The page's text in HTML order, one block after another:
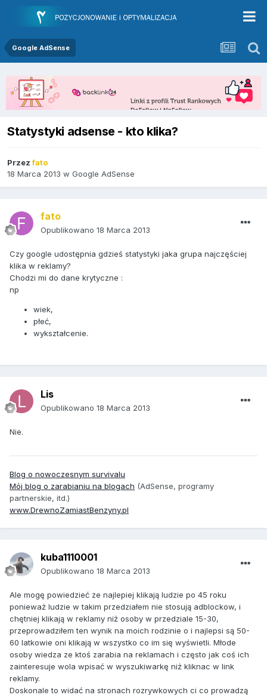
Google AdSense
Statystyki adsense - kto klika?
Przezfato
18 Marca 2013 w Google AdSense
fato
Opublikowano 18 Marca 2013
Czy google udostępnia gdzieś statystyki jaka grupa najczęściej
klika w reklamy?
Chodzi mi do dane krytyczne :
np
wiek,
płeć,
wykształcenie.
Lis
Opublikowano 18 Marca 2013
Nie.
Blog o nowoczesnym survivalu
Mój blog o zarabianiu na blogach (AdSense, programy
partnerskie, itd.)
www.DrewnoZamiastBenzyny.pl
kuba1110001
Opublikowano 18 Marca 2013
Ale mogę powiedzieć ze najlepiej klikają ludzie po 45 roku
ponieważ ludzie w takim przedziałem nie stosują adblockow, i
chętniej klikają w reklamy niż osoby w przedziale 15-30,
przeprowadziłem ten wynik na moich rodzinie o i najlepsi są 50-
60 latkowie oni klikają w wszystko co im się wyświetli. Młode
osoby wiedza ze ktoś zarabia na reklamach i często jak coś ich
zainteresuje wola wpisać w wyszukiwarkę niż kliknac w link
reklamy.
Doskonale to widać na stronach rozrywkowych ci co prowadzą